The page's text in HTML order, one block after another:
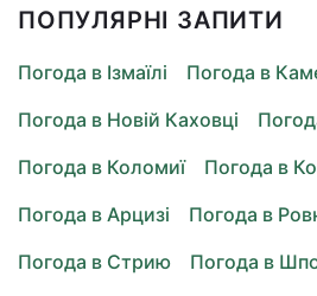
ПОПУЛЯРНІ ЗАПИТИ
Погода в Ізмаїлі
Погода в
Погода в Новій Каховці
Погода в Коломиї
Погода в
Погода в Арцизі
Погода в
Погода в Стрию
Погода в